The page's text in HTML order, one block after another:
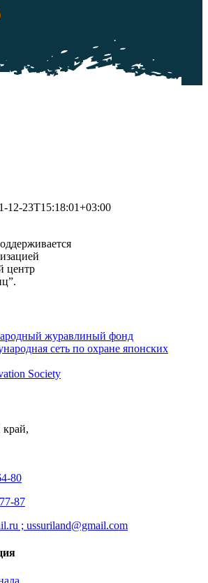
12-23T15:18:01+03:00
центр
журавлиный фонд
сеть по охране японских
Society
80
87
; ussuriland@gmail.com